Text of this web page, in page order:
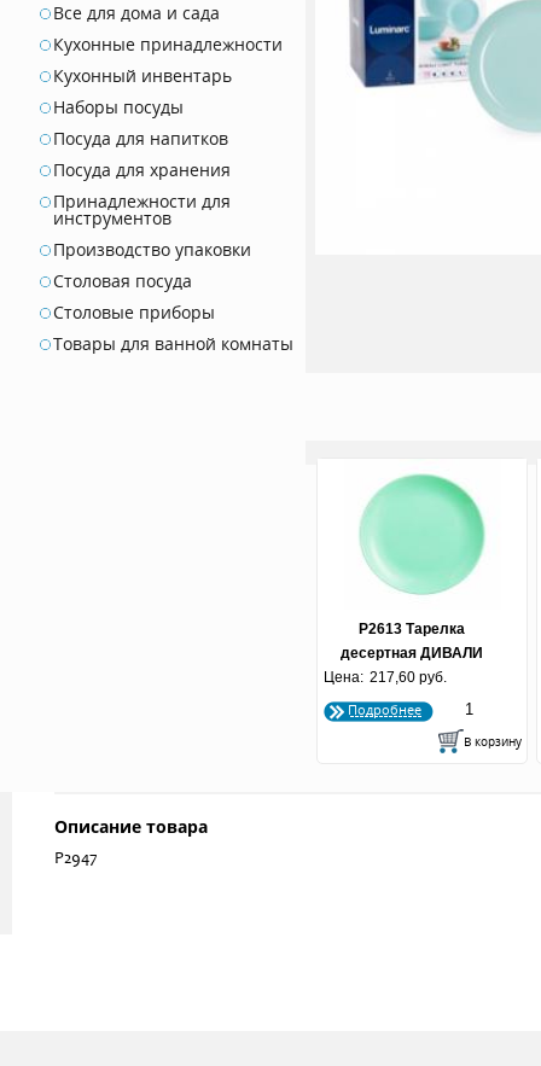
Все для дома и сада
Кухонные принадлежности
Кухонный инвентарь
Наборы посуды
Посуда для напитков
Посуда для хранения
Принадлежности для
инструментов
Производство упаковки
Столовая посуда
Столовые приборы
Товары для ванной комнаты
P2613 Тарелка
десертная ДИВАЛИ
ЛАЙТ ТЮРКУАЗ 19 см
(1/24шт.)
Цена: 217,60 руб.
Подробнее
Описание товара
P2947